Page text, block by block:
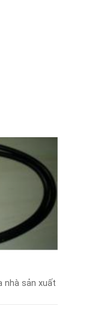
nhà sản xuất